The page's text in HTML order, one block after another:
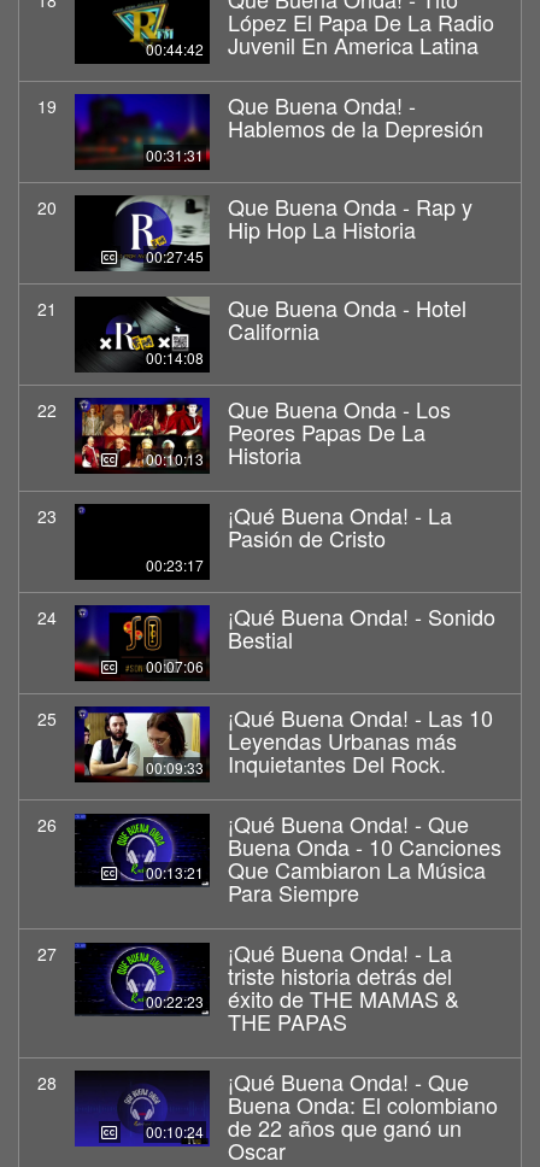
00:44:42
López El Papa De La Radio
Juvenil En America Latina
19
00:31:31
Que Buena Onda! -
Hablemos de la Depresión
20
00:27:45
Que Buena Onda - Rap y
Hip Hop La Historia
21
00:14:08
Que Buena Onda - Hotel
California
22
00:10:13
Que Buena Onda - Los
Peores Papas De La
Historia
23
00:23:17
¡Qué Buena Onda! - La
Pasión de Cristo
24
00:07:06
¡Qué Buena Onda! - Sonido
Bestial
25
00:09:33
¡Qué Buena Onda! - Las 10
Leyendas Urbanas más
Inquietantes Del Rock.
26
00:13:21
¡Qué Buena Onda! - Que
Buena Onda - 10 Canciones
Que Cambiaron La Música
Para Siempre
27
00:22:23
¡Qué Buena Onda! - La
triste historia detrás del
éxito de THE MAMAS &
THE PAPAS
28
00:10:24
¡Qué Buena Onda! - Que
Buena Onda: El colombiano
de 22 años que ganó un
Oscar